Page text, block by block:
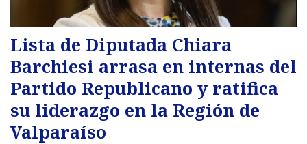
Lista de Diputada Chiara
Barchiesi arrasa en internas del
Partido Republicano y ratifica
su liderazgo en la Región de
Valparaíso